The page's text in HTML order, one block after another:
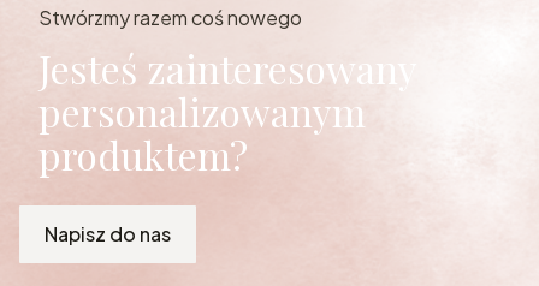
Stwórzmy razem coś nowego
Jesteś zainteresowany
personalizowanym
produktem?
Napisz do nas